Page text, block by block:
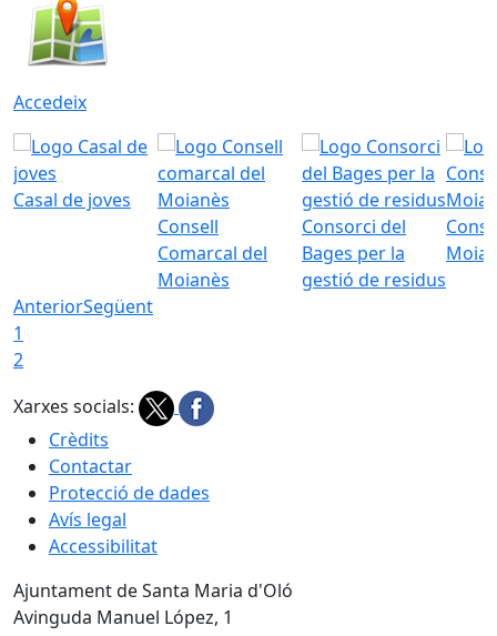
Accedeix
Casal de joves
Consell
Comarcal del
Moianès
Consorci del
Bages per la
gestió de residus
AnteriorSegüent
1
2
Xarxes socials:
Crèdits
Contactar
Protecció de dades
Avís legal
Accessibilitat
Ajuntament de Santa Maria d'Oló
Avinguda Manuel López, 1